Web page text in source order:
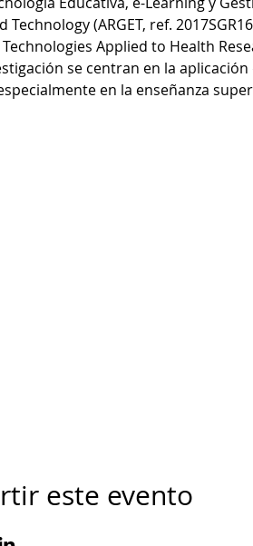
Technology (ARGET, ref.
Applied to Health
se centran en la
en la enseñanza
este evento